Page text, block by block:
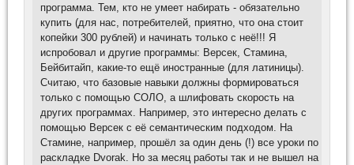
программа. Тем, кто не умеет набирать - обязательно
купить (для нас, потребителей, приятно, что она стоит
копейки 300 рублей) и начинать только с неё!!! Я
испробовал и другие программы: Версек, Стамина,
Бейбитайп, какие-то ещё иностранные (для латиницы).
Считаю, что базовые навыки должны формироваться
только с помощью СОЛО, а шлифовать скорость на
других программах. Например, это интересно делать с
помощью Версек с её семантическим подходом. На
Стамине, например, прошёл за один день (!) все уроки по
раскладке Dvorak. Но за месяц работы так и не вышел на